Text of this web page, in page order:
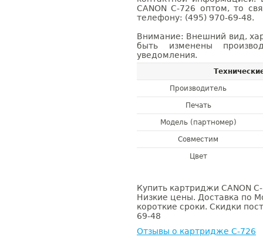
CANON C-726 оптом, то
телефону: (495) 970-69-48.
Внимание: Внешний вид,
быть изменены
уведомления.
Производитель
Печать
Модель (партномер)
Совместим
Цвет
Купить картриджи CANON
Низкие цены. Доставка по
короткие сроки. Скидки
69-48
Отзывы о картридже C-726